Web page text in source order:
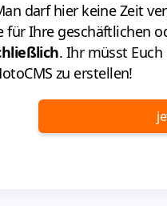
darf hier keine Zeit
für Ihre geschäftlichen
. Ihr müsst
zu erstellen!